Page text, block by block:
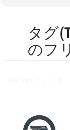
タグ
のフ